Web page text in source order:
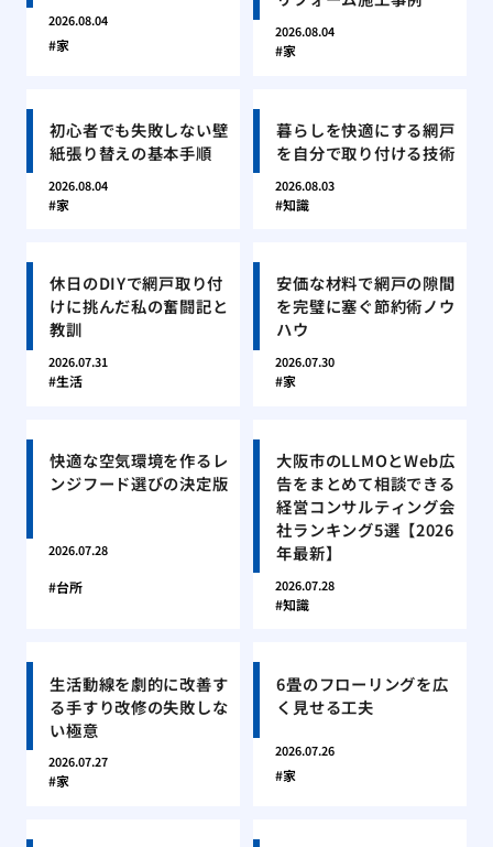
2026.08.04
家
2026.08.04
家
初心者でも失敗しない壁
紙張り替えの基本手順
2026.08.04
家
暮らしを快適にする網戸
を自分で取り付ける技術
2026.08.03
知識
休日のDIYで網戸取り付
けに挑んだ私の奮闘記と
教訓
2026.07.31
生活
安価な材料で網戸の隙間
を完璧に塞ぐ節約術ノウ
ハウ
2026.07.30
家
快適な空気環境を作るレ
ンジフード選びの決定版
2026.07.28
台所
大阪市のLLMOとWeb広
告をまとめて相談できる
経営コンサルティング会
社ランキング5選【2026
年最新】
2026.07.28
知識
生活動線を劇的に改善す
る手すり改修の失敗しな
い極意
2026.07.27
家
6畳のフローリングを広
く見せる工夫
2026.07.26
家